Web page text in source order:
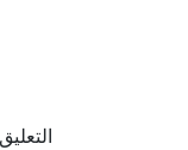
التعليق